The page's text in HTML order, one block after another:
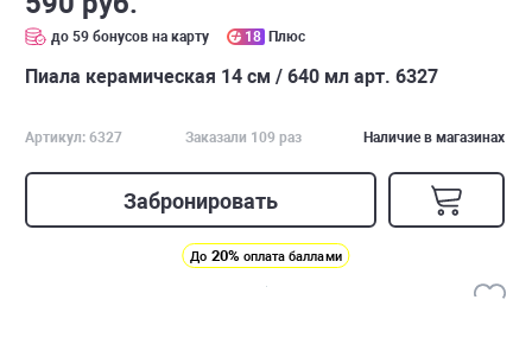
до 59 бонусов на карту 18 Плюс
Пиала керамическая 14 см / 640 мл арт. 6327
Артикул: 6327 Заказали 109 раз Наличие в магазинах
Забронировать
До 20% оплата баллами